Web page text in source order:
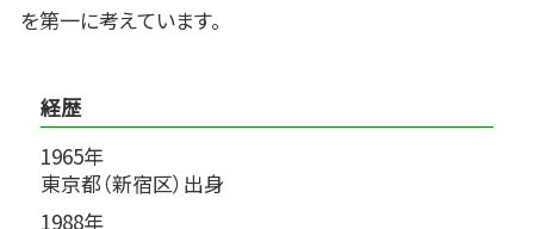
を第一に考えています。
経歴
1965年
東京都（新宿区）出身
1988年